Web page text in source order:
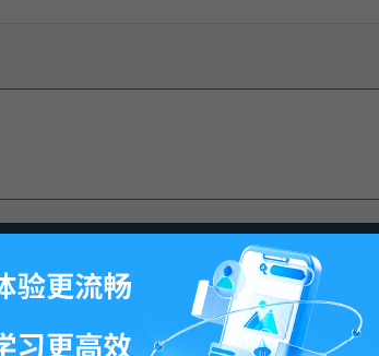
最後更改15:25, 2012年12月11日.
客户端 人才招聘 广告合作- 权利通知-联系我们-免责声明
MBAlib.com, All rights reserved.